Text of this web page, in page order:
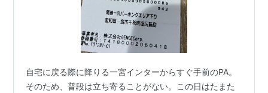
自宅に戻る際に降りる一宮インターからすぐ手前のPA。
そのため、普段は立ち寄ることがない。この日はたまた